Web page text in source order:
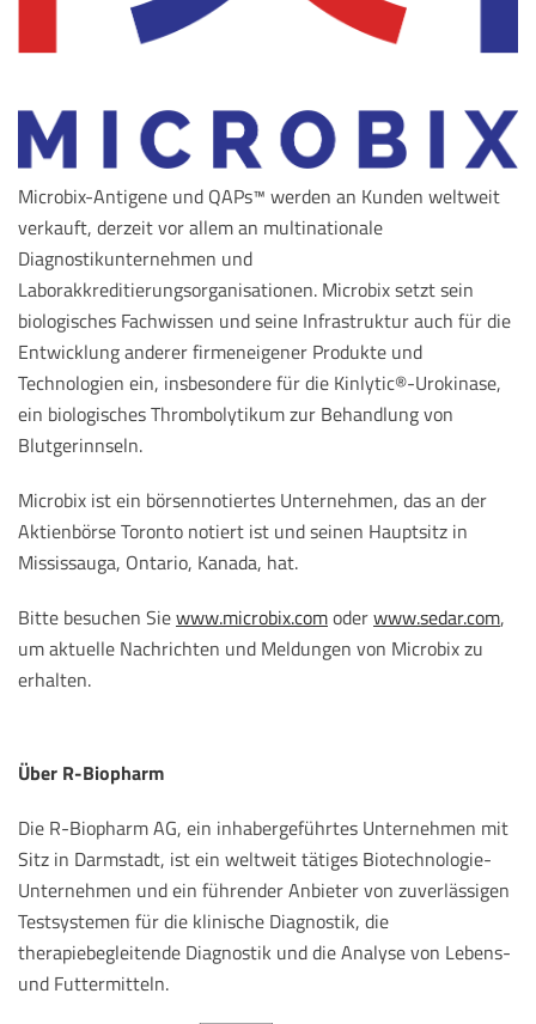
Microbix-Antigene und QAPs™ werden an Kunden weltweit
verkauft, derzeit vor allem an multinationale
Diagnostikunternehmen und
Laborakkreditierungsorganisationen. Microbix setzt sein
biologisches Fachwissen und seine Infrastruktur auch für die
Entwicklung anderer firmeneigener Produkte und
Technologien ein, insbesondere für die Kinlytic®-Urokinase,
ein biologisches Thrombolytikum zur Behandlung von
Blutgerinnseln.
Microbix ist ein börsennotiertes Unternehmen, das an der
Aktienbörse Toronto notiert ist und seinen Hauptsitz in
Mississauga, Ontario, Kanada, hat.
Bitte besuchen Siewww.microbix.comoderwww.sedar.com,
um aktuelle Nachrichten und Meldungen von Microbix zu
erhalten.
Über R-Biopharm
Die R-Biopharm AG, ein inhabergeführtes Unternehmen mit
Sitz in Darmstadt, ist ein weltweit tätiges Biotechnologie-
Unternehmen und ein führender Anbieter von zuverlässigen
Testsystemen für die klinische Diagnostik, die
therapiebegleitende Diagnostik und die Analyse von Lebens-
und Futtermitteln.